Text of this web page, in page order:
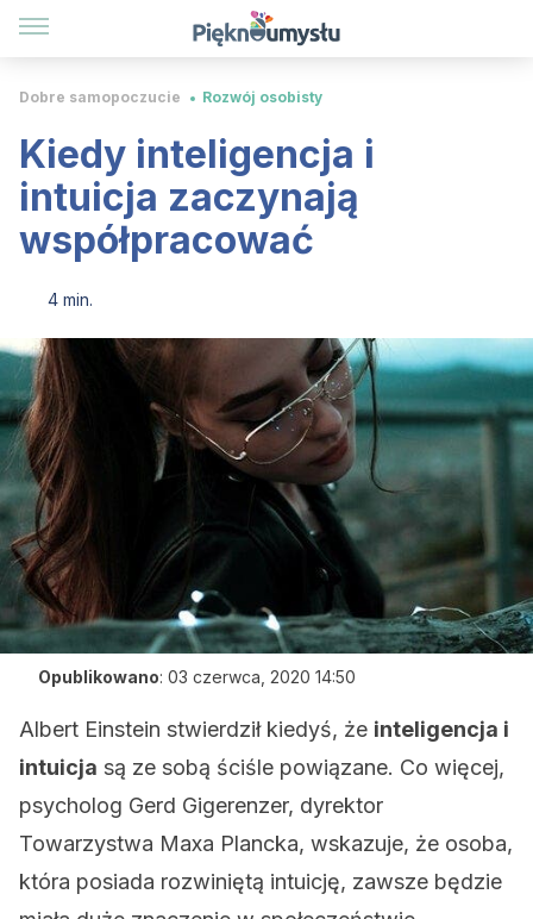
Dobre samopoczucie Rozwój osobisty
Kiedy inteligencja i
intuicja zaczynają
współpracować
4 min.
Opublikowano: 03 czerwca, 2020 14:50
Albert Einstein stwierdził kiedyś, że inteligencja i
intuicja są ze sobą ściśle powiązane. Co więcej,
psycholog Gerd Gigerenzer, dyrektor
Towarzystwa Maxa Plancka, wskazuje, że osoba,
która posiada rozwiniętą intuicję, zawsze będzie